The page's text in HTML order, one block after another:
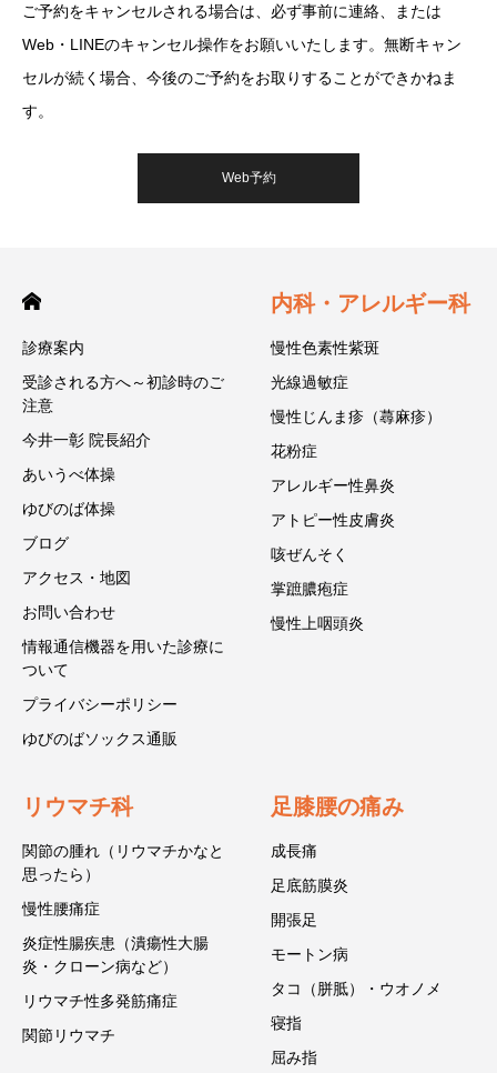
ご予約をキャンセルされる場合は、必ず事前に連絡、または
Web・LINEのキャンセル操作をお願いいたします。無断キャン
セルが続く場合、今後のご予約をお取りすることができかねま
す。
Web予約
診療案内
受診される方へ～初診時のご
注意
今井一彰 院長紹介
あいうべ体操
ゆびのば体操
ブログ
アクセス・地図
お問い合わせ
情報通信機器を用いた診療に
ついて
プライバシーポリシー
ゆびのばソックス通販
内科・アレルギー科
慢性色素性紫斑
光線過敏症
慢性じんま疹（蕁麻疹）
花粉症
アレルギー性鼻炎
アトピー性皮膚炎
咳ぜんそく
掌蹠膿疱症
慢性上咽頭炎
リウマチ科
関節の腫れ（リウマチかなと
思ったら）
慢性腰痛症
炎症性腸疾患（潰瘍性大腸
炎・クローン病など）
リウマチ性多発筋痛症
関節リウマチ
足膝腰の痛み
成長痛
足底筋膜炎
開張足
モートン病
タコ（胼胝）・ウオノメ
寝指
屈み指